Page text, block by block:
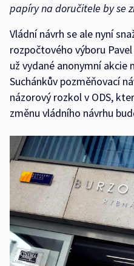
papíry na doručitele by se
Vládní návrh se ale nyní
rozpočtového výboru
už vydané anonymní akcie
Suchánkův pozměňovací
názorový rozkol v ODS,
změnu vládního návrhu